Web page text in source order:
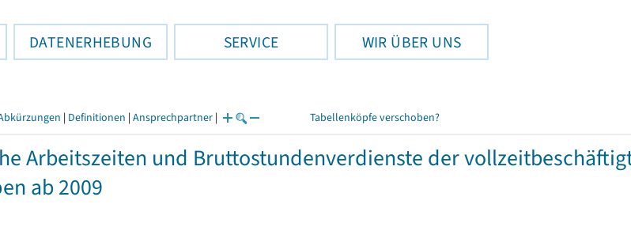
DATENERHEBUNG SERVICE WIR ÜBER UNS
| Definitionen | Ansprechpartner | Tabellenköpfe verschoben?
Arbeitszeiten und Bruttostundenverdienste der
ab 2009